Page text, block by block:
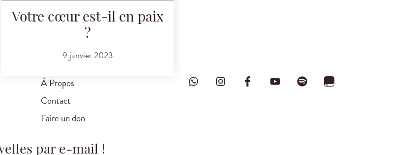
Votre cœur est-il en paix
?
9 janvier 2023
À Propos
Contact
Faire un don
par e-mail !